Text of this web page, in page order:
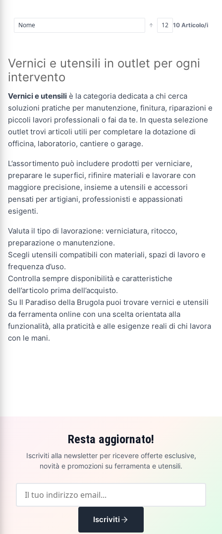
10 Articolo/i
Vernici e utensili in outlet per ogni
intervento
Vernici e utensili è la categoria dedicata a chi cerca
soluzioni pratiche per manutenzione, finitura, riparazioni e
piccoli lavori professionali o fai da te. In questa selezione
outlet trovi articoli utili per completare la dotazione di
officina, laboratorio, cantiere o garage.
L’assortimento può includere prodotti per verniciare,
preparare le superfici, rifinire materiali e lavorare con
maggiore precisione, insieme a utensili e accessori
pensati per artigiani, professionisti e appassionati
esigenti.
Valuta il tipo di lavorazione: verniciatura, ritocco,
preparazione o manutenzione.
Scegli utensili compatibili con materiali, spazi di lavoro e
frequenza d’uso.
Controlla sempre disponibilità e caratteristiche
dell’articolo prima dell’acquisto.
Su Il Paradiso della Brugola puoi trovare vernici e utensili
da ferramenta online con una scelta orientata alla
funzionalità, alla praticità e alle esigenze reali di chi lavora
con le mani.
Resta aggiornato!
Iscriviti alla newsletter per ricevere offerte esclusive,
novità e promozioni su ferramenta e utensili.
Iscriviti